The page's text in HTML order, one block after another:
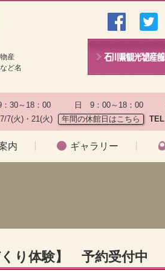
産
ど名
：30～18：00　　　日　9：00～18：00
7(火)・21(火) 年間の休館日はこちら TEL
内 ギャラリー
くり体験】 予約受付中